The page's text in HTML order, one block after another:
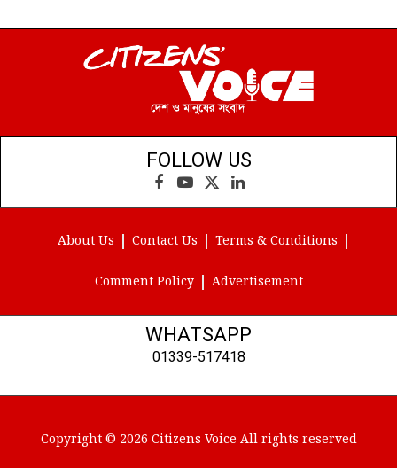
FOLLOW US
Facebook
YouTube
X
(Twitter)
LinkedIn
About Us Contact Us Terms & Conditions
Comment Policy Advertisement
WHATSAPP
01339-517418
Copyright © 2026 Citizens Voice All rights reserved